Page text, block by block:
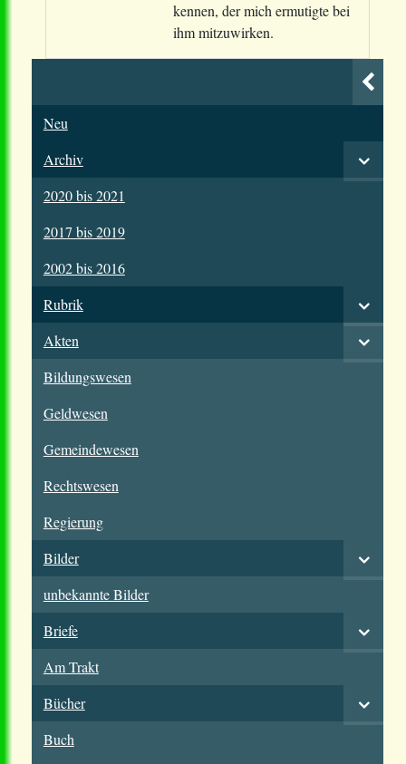
kennen, der mich ermutigte bei
ihm mitzuwirken.
Neu
Archiv
2020 bis 2021
2017 bis 2019
2002 bis 2016
Rubrik
Akten
Bildungswesen
Geldwesen
Gemeindewesen
Rechtswesen
Regierung
Bilder
unbekannte Bilder
Briefe
Am Trakt
Bücher
Buch